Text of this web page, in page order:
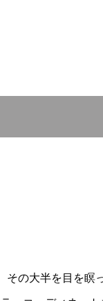
の大半を目を瞑